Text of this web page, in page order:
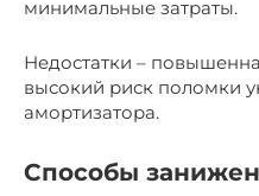
минимальные затраты.
Недостатки –
высокий риск поломки
амортизатора.
Способы